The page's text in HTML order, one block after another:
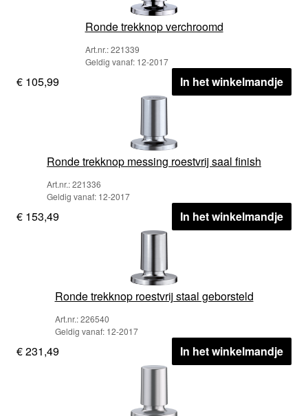
Ronde trekknop verchroomd
Art.nr.: 221339
Geldig vanaf: 12-2017
€ 105,99 In het winkelmandje
Ronde trekknop messing roestvrij saal finish
Art.nr.: 221336
Geldig vanaf: 12-2017
€ 153,49 In het winkelmandje
Ronde trekknop roestvrij staal geborsteld
Art.nr.: 226540
Geldig vanaf: 12-2017
€ 231,49 In het winkelmandje